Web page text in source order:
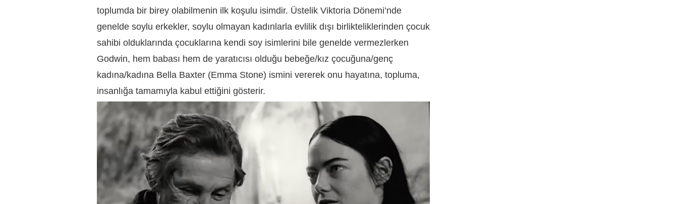
toplumda bir birey olabilmenin ilk koşulu isimdir. Üstelik Viktoria Dönemi’nde
genelde soylu erkekler, soylu olmayan kadınlarla evlilik dışı birlikteliklerinden çocuk
sahibi olduklarında çocuklarına kendi soy isimlerini bile genelde vermezlerken
Godwin, hem babası hem de yaratıcısı olduğu bebeğe/kız çocuğuna/genç
kadına/kadına Bella Baxter (Emma Stone) ismini vererek onu hayatına, topluma,
insanlığa tamamıyla kabul ettiğini gösterir.